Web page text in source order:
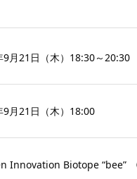
9月21日（木）18:30～20:30
9月21日（木）18:00
Innovation Biotope “bee”